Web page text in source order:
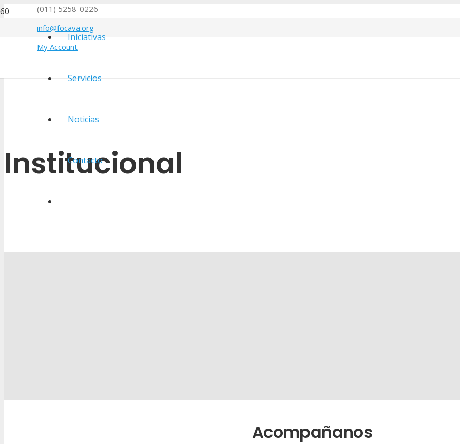
(011) 5258-0226
info@focava.org
My Account
Iniciativas
Servicios
Noticias
Contacto
Institucional
Acompañanos